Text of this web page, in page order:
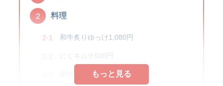
料理
和牛炙りゆっけ1,080円
にくキムチ500円
豪快はらみ（100g）1,980円×2
もっと見る
もっと見る